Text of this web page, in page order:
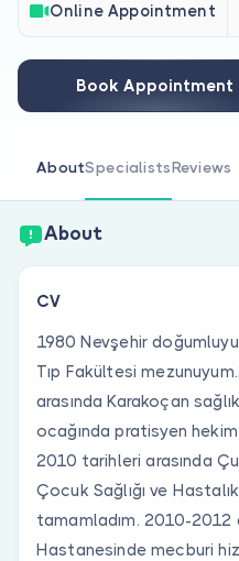
For Patients
For Doctors
Are you a
Online Appointment
Book Appointment
AboutSpecialistsReviews
About
CV
1980 Nevşehir
Tıp Fakültesi
arasında Karakoçan
ocağında pratisyen
2010 tarihleri arasında
Çocuk Sağlığı ve
tamamladım. 2010-2012
Hastanesinde mecburi